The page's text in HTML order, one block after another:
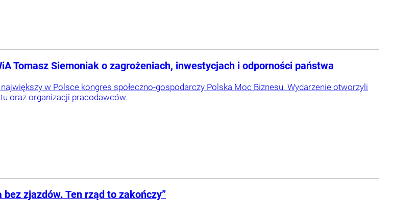
Tomasz Siemoniak o zagrożeniach, inwestycjach i odporności państwa
w Polsce kongres społeczno-gospodarczy Polska Moc Biznesu. Wydarzenie otworzyli
oraz organizacji pracodawców.
bez zjazdów. Ten rząd to zakończy”